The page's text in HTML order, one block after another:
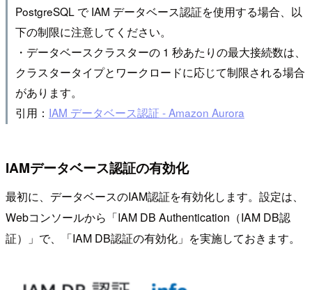
PostgreSQL で IAM データベース認証を使用する場合、以
下の制限に注意してください。
・データベースクラスターの 1 秒あたりの最大接続数は、
クラスタータイプとワークロードに応じて制限される場合
があります。
引用： IAM データベース認証 - Amazon Aurora
IAMデータベース認証の有効化
最初に、データベースのIAM認証を有効化します。設定は、
Webコンソールから「IAM DB Authentication（IAM DB認
証）」で、「IAM DB認証の有効化」を実施しておきます。